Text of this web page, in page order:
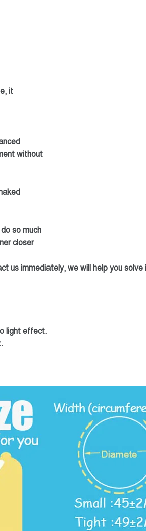
it
without
so much
closer
us immediately, we will help you
light effect.